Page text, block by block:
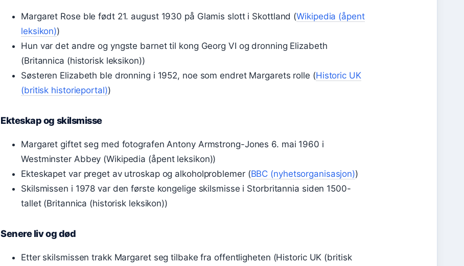
Margaret Rose ble født 21. august 1930 på Glamis slott i Skottland (Wikipedia (åpent
leksikon))
Hun var det andre og yngste barnet til kong Georg VI og dronning Elizabeth
(Britannica (historisk leksikon))
Søsteren Elizabeth ble dronning i 1952, noe som endret Margarets rolle (Historic UK
(britisk historieportal))
Ekteskap og skilsmisse
Margaret giftet seg med fotografen Antony Armstrong-Jones 6. mai 1960 i
Westminster Abbey (Wikipedia (åpent leksikon))
Ekteskapet var preget av utroskap og alkoholproblemer (BBC (nyhetsorganisasjon))
Skilsmissen i 1978 var den første kongelige skilsmisse i Storbritannia siden 1500-
tallet (Britannica (historisk leksikon))
Senere liv og død
Etter skilsmissen trakk Margaret seg tilbake fra offentligheten (Historic UK (britisk